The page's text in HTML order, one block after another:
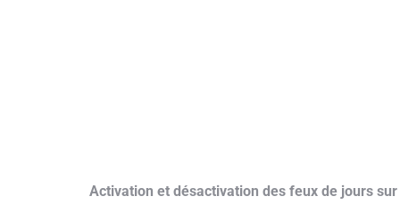
Activation et désactivation des feux de jours